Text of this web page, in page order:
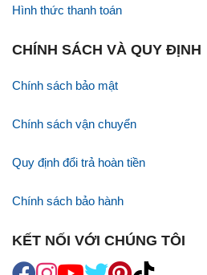
Hình thức thanh toán
CHÍNH SÁCH VÀ QUY ĐỊNH
Chính sách bảo mật
Chính sách vận chuyển
Quy định đổi trả hoàn tiền
Chính sách bảo hành
KẾT NỐI VỚI CHÚNG TÔI